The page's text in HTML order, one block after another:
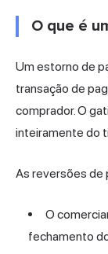
O que é
Um estorno de
transação de
comprador. O
inteiramente do
As reversões de
O
fechamento